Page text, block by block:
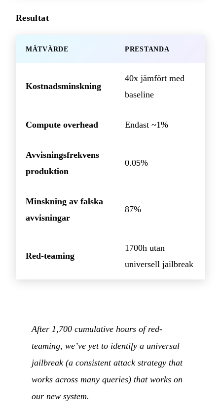
Resultat
MÄTVÄRDE PRESTANDA
Kostnadsminskning
40x jämfört med
baseline
Compute overhead Endast ~1%
Avvisningsfrekvens
produktion
0.05%
Minskning av falska
avvisningar
87%
Red-teaming
1700h utan
universell jailbreak
After 1,700 cumulative hours of red-
teaming, we’ve yet to identify a universal
jailbreak (a consistent attack strategy that
works across many queries) that works on
our new system.